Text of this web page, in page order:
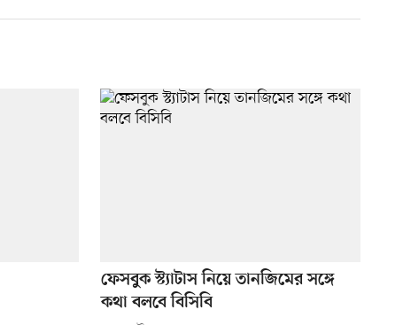
ফেসবুক স্ট্যাটাস নিয়ে তানজিমের সঙ্গে
কথা বলবে বিসিবি